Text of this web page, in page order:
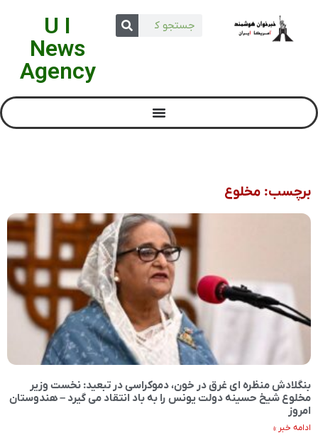
U I
News
Agency
برچسب: مخلوع
بنگلادش منظره ای غرق در خون، دموکراسی در تبعید: نخست وزیر
مخلوع شیخ حسینه دولت یونس را به باد انتقاد می گیرد – هندوستان
امروز
ادامه خبر »